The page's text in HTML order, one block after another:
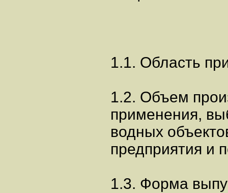
1.1. Область
1.2. Объем
применения,
водных
предприятия и
1.3. Форма